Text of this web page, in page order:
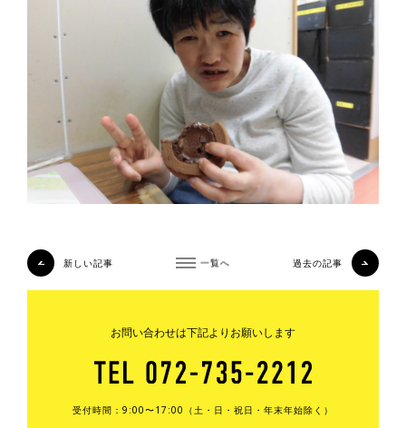
一覧へ
新しい記事 過去の記事
お問い合わせは下記よりお願いします
受付時間：9:00〜17:00（土・日・祝日・年末年始除く）